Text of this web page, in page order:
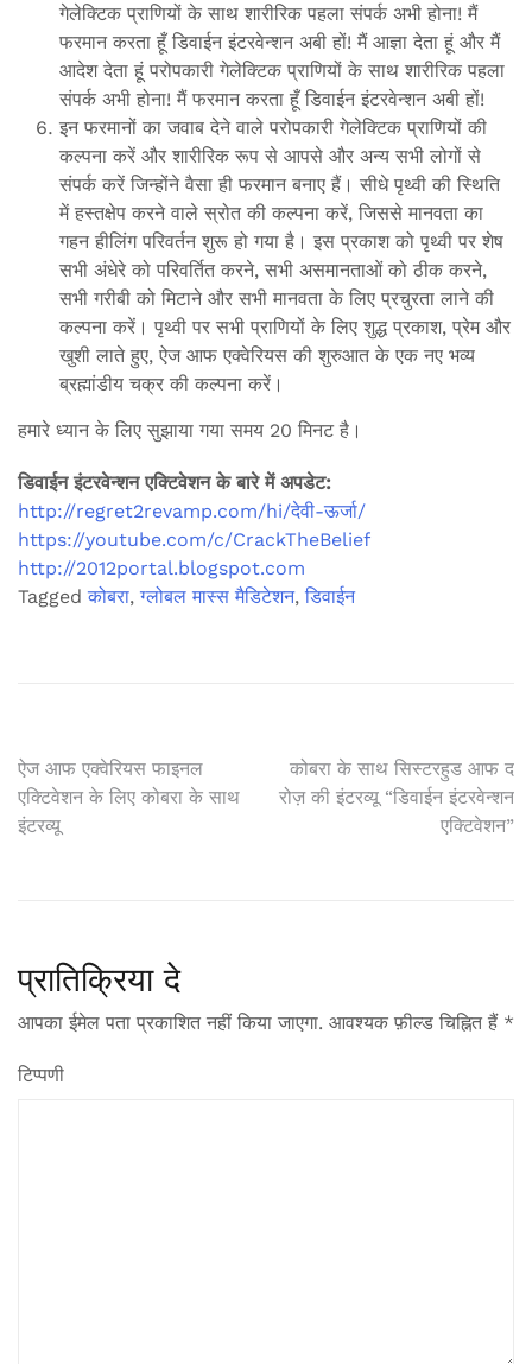
गेलेक्टिक प्राणियों के साथ शारीरिक पहला संपर्क अभी होना! मैं
फरमान करता हूँ डिवाईन इंटरवेन्शन अबी हों! मैं आज्ञा देता हूं और मैं
आदेश देता हूं परोपकारी गेलेक्टिक प्राणियों के साथ शारीरिक पहला
संपर्क अभी होना! मैं फरमान करता हूँ डिवाईन इंटरवेन्शन अबी हों!
इन फरमानों का जवाब देने वाले परोपकारी गेलेक्टिक प्राणियों की
कल्पना करें और शारीरिक रूप से आपसे और अन्य सभी लोगों से
संपर्क करें जिन्होंने वैसा ही फरमान बनाए हैं। सीधे पृथ्वी की स्थिति
में हस्तक्षेप करने वाले स्रोत की कल्पना करें, जिससे मानवता का
गहन हीलिंग परिवर्तन शुरू हो गया है। इस प्रकाश को पृथ्वी पर शेष
सभी अंधेरे को परिवर्तित करने, सभी असमानताओं को ठीक करने,
सभी गरीबी को मिटाने और सभी मानवता के लिए प्रचुरता लाने की
कल्पना करें। पृथ्वी पर सभी प्राणियों के लिए शुद्ध प्रकाश, प्रेम और
खुशी लाते हुए, ऐज आफ एक्वेरियस की शुरुआत के एक नए भव्य
ब्रह्मांडीय चक्र की कल्पना करें।
हमारे ध्यान के लिए सुझाया गया समय 20 मिनट है।
डिवाईन इंटरवेन्शन एक्टिवेशन के बारे में अपडेट:
http://regret2revamp.com/hi/देवी-ऊर्जा/
https://youtube.com/c/CrackTheBelief
http://2012portal.blogspot.com
Taggedकोबरा,ग्लोबल मास्स मैडिटेशन,डिवाईन
पोस्ट
नेविगेशन
ऐज आफ एक्वेरियस फाइनल
एक्टिवेशन के लिए कोबरा के साथ
इंटरव्यू
कोबरा के साथ सिस्टरहुड आफ द
रोज़ की इंटरव्यू “डिवाईन इंटरवेन्शन
एक्टिवेशन”
प्रातिक्रिया दे
आपका ईमेल पता प्रकाशित नहीं किया जाएगा. आवश्यक फ़ील्ड चिह्नित हैं *
टिप्पणी